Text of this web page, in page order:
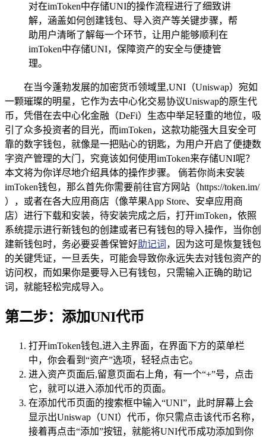
对在imToken中存储UNI的操作流程进行了细致讲
解，涵盖如何创建钱包、导入资产等关键步骤，帮
助用户清晰了解每一个环节，让用户能够顺利在
imToken中存储UNI，保障资产的安全与便捷管
理。
在当今蓬勃发展的加密货币领域里,UNI（Uniswap）宛如
一颗璀璨的明星，它作为去中心化交易协议Uniswap的原生代
币，凭借在去中心化金融（DeFi）生态中举足轻重的地位，吸
引了众多投资者的目光，而imToken，这款功能强大且安全可
靠的数字钱包，就像是一把贴心的钥匙，为用户开启了便捷数
字资产管理的大门，究竟该如何使用imToken来存储UNI呢？
本文将为你详尽地介绍具体的操作步骤。 倘若你尚未安装
imToken钱包，那么首先你需要前往官方网站（https://token.im/
），或者在各大应用商店（像苹果App Store、安卓应用商
店）进行下载和安装，待安装完成之后，打开imToken，依照
系统提示进行新钱包的创建或者已有钱包的导入操作，当你创
建新钱包时，务必要妥善保管好助记词 ，因为这可是恢复钱包
的关键凭证，一旦丢失，可能会导致你永远失去对钱包资产的
访问权，而如果你是要导入已有钱包，只需输入正确的助记
词，就能轻松完成导入。
第二步：添加UNI代币
打开imToken钱包,进入主界面，在界面下方的菜单栏
中，你会看到“资产”选项，轻轻点击它。
进入资产页面后,留意页面右上角，有一个“+”号，点击
它，就可以进入添加代币的页面。
在添加代币页面的搜索框中输入“UNI”，此时屏幕上会
显示出Uniswap（UNI）代币，你只需点击该代币名称，
接着再点击“添加”按钮，就能将UNI代币成功添加到你